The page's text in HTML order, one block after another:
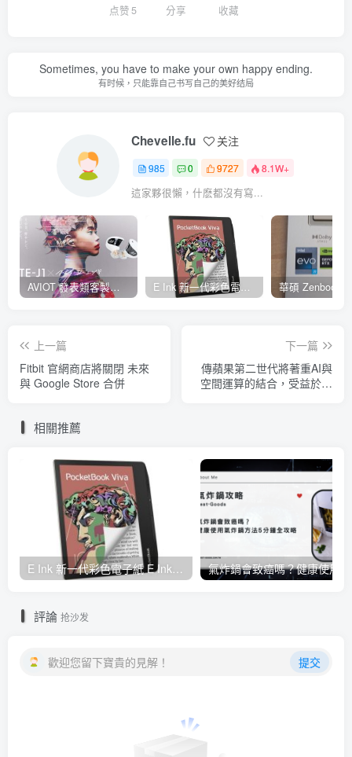
点赞 5 分享 收藏
Sometimes, you have to make your own happy ending.
有时候，只能靠自己书写自己的美好结局
Chevelle.fu 关注
985 0 9727 8.1W+
這家夥很懶，什麽都沒有寫...
AVIOT 發表類客製耳機型真無線耳機 TE-J1 ，具 Hi-Res 認證、與 BiSH 成員 AiNA THE END 合作開發 E Ink 新一代彩色電子紙 E Ink Gallery 3 量產，多家閱讀器品牌採用並將自 2023 年起推出
上一篇
Fitbit 官網商店將關閉 未來
與 Google Store 合併
下一篇
傳蘋果第二世代將著重AI與
空間運算的結合，受益於搭
相關推薦
E Ink 新一代彩色電子紙 E Ink Gallery 3 量產，多家閱讀器品牌採用並將自 2023 年起推出
評論 抢沙发
歡迎您留下寶貴的見解！ 提交